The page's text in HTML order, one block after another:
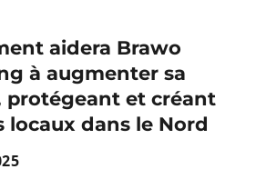
aidera Brawo
à augmenter sa
protégeant et créant
locaux dans le Nord